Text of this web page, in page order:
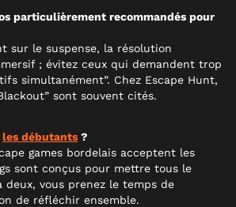
particulièrement recommandés pour
sur le suspense, la résolution
; évitez ceux qui demandent trop
simultanément”. Chez Escape Hunt,
sont souvent cités.
les débutants ?
games bordelais acceptent les
sont conçus pour mettre tous le
deux, vous prenez le temps de
de réfléchir ensemble.